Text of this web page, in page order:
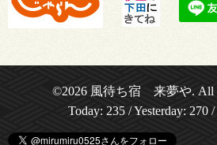
©2026 風待ち宿 来夢や. All
Today: 235 / Yesterday: 270 /